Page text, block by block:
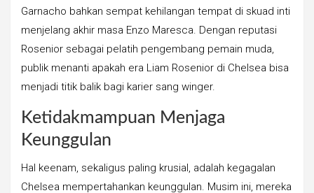
Garnacho bahkan sempat kehilangan tempat di skuad inti
menjelang akhir masa Enzo Maresca. Dengan reputasi
Rosenior sebagai pelatih pengembang pemain muda,
publik menanti apakah era Liam Rosenior di Chelsea bisa
menjadi titik balik bagi karier sang winger.
Ketidakmampuan Menjaga
Keunggulan
Hal keenam, sekaligus paling krusial, adalah kegagalan
Chelsea mempertahankan keunggulan. Musim ini, mereka